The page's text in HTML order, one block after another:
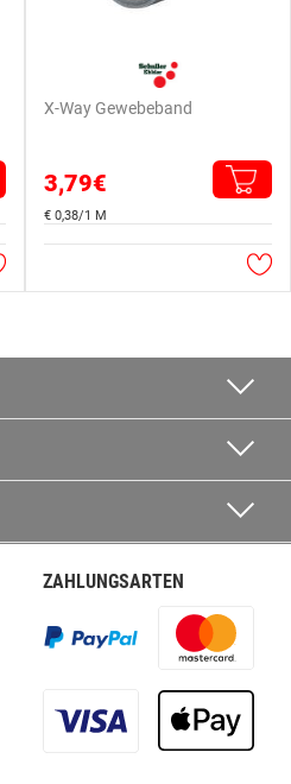
X-Way Gewebeband
3,79€
€ 0,38/1 M
ZAHLUNGSARTEN